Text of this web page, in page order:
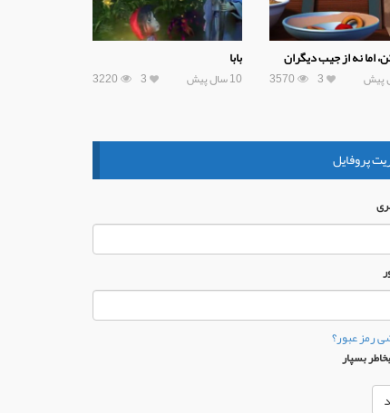
اما نه از جیب دیگران
3570 3
بابا
10 سال پیش 3220 3
پروفایل
رمز عبور؟
بسپار